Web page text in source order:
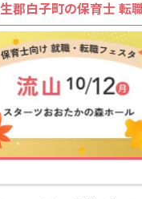
郡白子町の保育士 転